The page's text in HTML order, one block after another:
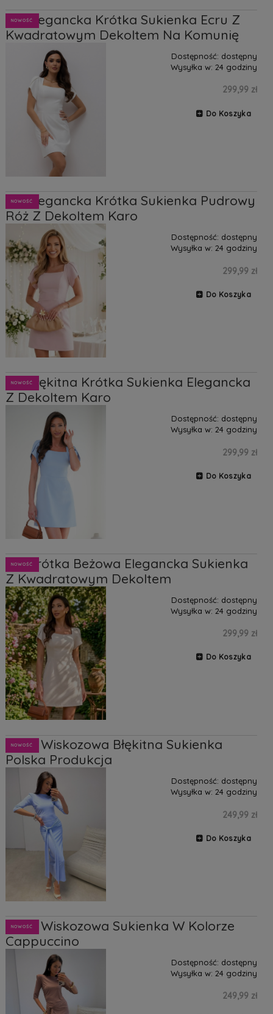
Lia Elegancka Krótka Sukienka Ecru Z
Kwadratowym Dekoltem Na Komunię
Dostępność: dostępny
Wysyłka w: 24 godziny
299,99 zł
Do Koszyka
NOWOŚĆ
Lia Elegancka Krótka Sukienka Pudrowy
Róż Z Dekoltem Karo
Dostępność: dostępny
Wysyłka w: 24 godziny
299,99 zł
Do Koszyka
NOWOŚĆ
Lia Błękitna Krótka Sukienka Elegancka
Z Dekoltem Karo
Dostępność: dostępny
Wysyłka w: 24 godziny
299,99 zł
Do Koszyka
NOWOŚĆ
Lia Krótka Beżowa Elegancka Sukienka
Z Kwadratowym Dekoltem
Dostępność: dostępny
Wysyłka w: 24 godziny
299,99 zł
Do Koszyka
NOWOŚĆ
Mila2 Wiskozowa Błękitna Sukienka
Polska Produkcja
Dostępność: dostępny
Wysyłka w: 24 godziny
249,99 zł
Do Koszyka
NOWOŚĆ
Mila2 Wiskozowa Sukienka W Kolorze
Cappuccino
Dostępność: dostępny
Wysyłka w: 24 godziny
249,99 zł
NOWOŚĆ